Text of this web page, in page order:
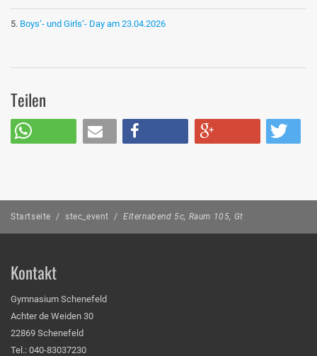
Boys‘- und Girls‘- Day am 23.04.2026
Teilen
Startseite / stec_event / Elternabend 5c, Raum 105, Gt
Kontakt
Gymnasium Schenefeld
Achter de Weiden 30
22869 Schenefeld
Tel.: 040-83037230